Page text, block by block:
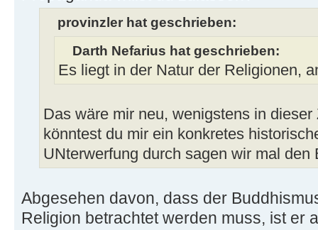
provinzler hat geschrieben:
Darth Nefarius hat geschrieben:
Es liegt in der Natur der Religionen,
Das wäre mir neu, wenigstens in
könntest du mir ein konkretes
UNterwerfung durch sagen wir mal den
Abgesehen davon, dass der
Religion betrachtet werden muss, ist er